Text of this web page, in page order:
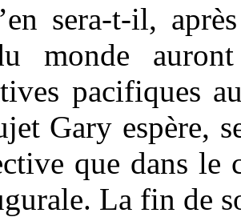
sera-t-il,
monde
pacifiques
Gary espère,
que dans
La fin de